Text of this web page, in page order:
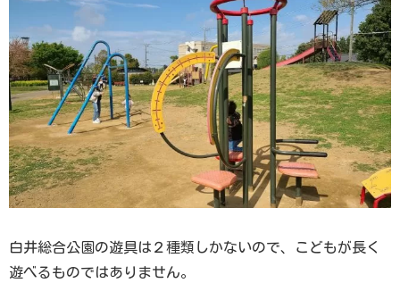
白井総合公園の遊具は２種類しかないので、こどもが長く
遊べるものではありません。